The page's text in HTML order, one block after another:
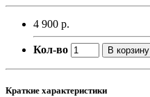
4 900 р.
Кол-во В корзину
Краткие характеристики